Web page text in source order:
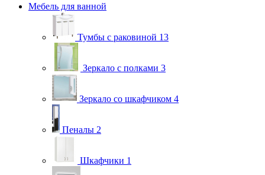
Мебель для ванной
Тумбы с раковиной 13
Зеркало с полками 3
Зеркало со шкафчиком 4
Пеналы 2
Шкафчики 1